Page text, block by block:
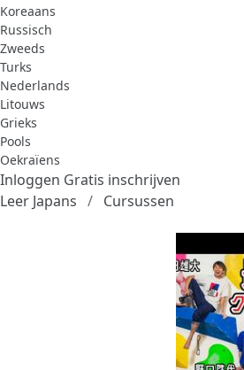
Koreaans
Russisch
Zweeds
Turks
Nederlands
Litouws
Grieks
Pools
Oekraïens
Inloggen Gratis inschrijven
Leer Japans
Cursussen